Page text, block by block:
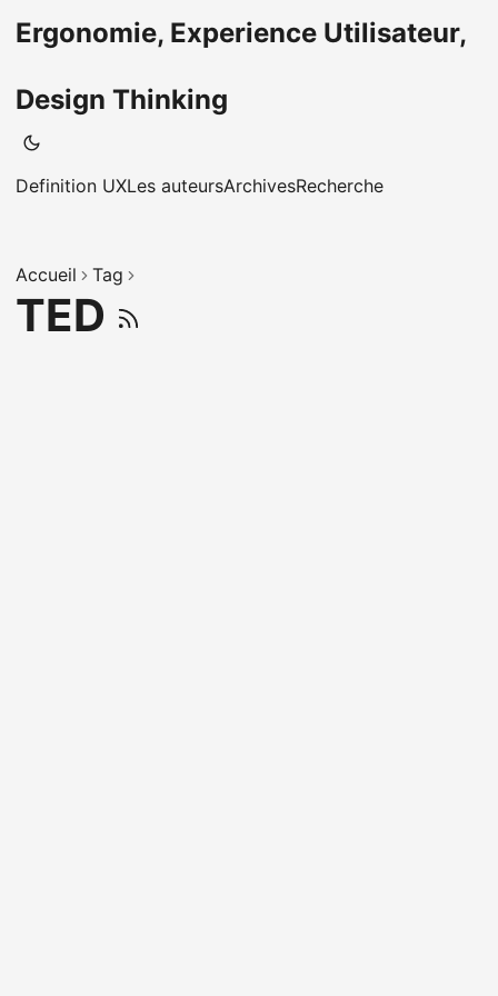
Ergonomie, Experience Utilisateur,
Design Thinking
Definition UXLes auteursArchivesRecherche
Accueil Tag
TED